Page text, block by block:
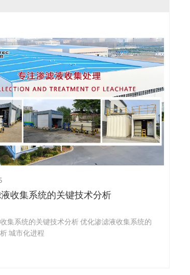
收集系统的关键技术分析
的关键技术分析 优化渗滤液收集系统的
关键技术分析 城市化进程